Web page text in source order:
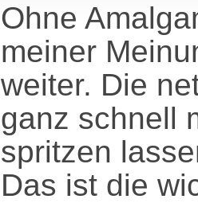
Ohne
meiner
weiter. Die
ganz schnell
spritzen
Das ist die